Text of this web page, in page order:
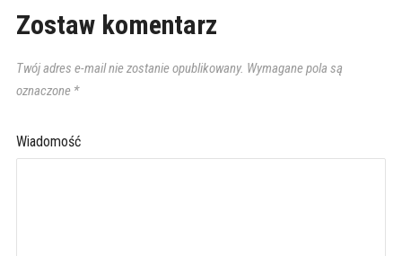
Zostaw komentarz
Twój adres e-mail nie zostanie opublikowany. Wymagane pola są
oznaczone *
Wiadomość